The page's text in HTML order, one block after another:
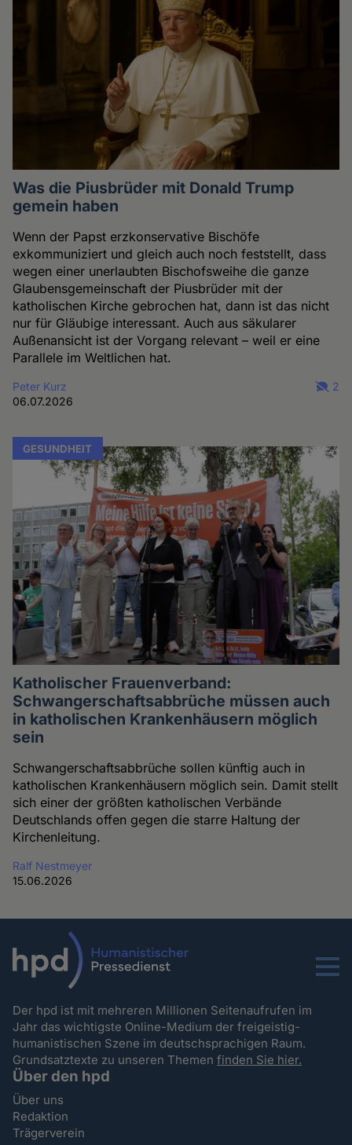
Was die Piusbrüder mit Donald Trump
gemein haben
Wenn der Papst erzkonservative Bischöfe
exkommuniziert und gleich auch noch feststellt, dass
wegen einer unerlaubten Bischofsweihe die ganze
Glaubensgemeinschaft der Piusbrüder mit der
katholischen Kirche gebrochen hat, dann ist das nicht
nur für Gläubige interessant. Auch aus säkularer
Außenansicht ist der Vorgang relevant – weil er eine
Parallele im Weltlichen hat.
Peter Kurz
06.07.2026
2
GESUNDHEIT
Katholischer Frauenverband:
Schwangerschaftsabbrüche müssen auch
in katholischen Krankenhäusern möglich
sein
Schwangerschaftsabbrüche sollen künftig auch in
katholischen Krankenhäusern möglich sein. Damit stellt
sich einer der größten katholischen Verbände
Deutschlands offen gegen die starre Haltung der
Kirchenleitung.
Ralf Nestmeyer
15.06.2026
Menu
Der hpd ist mit mehreren Millionen Seitenaufrufen im
Jahr das wichtigste Online-Medium der freigeistig-
humanistischen Szene im deutschsprachigen Raum.
Grundsatztexte zu unseren Themenfinden Sie hier.
Über den hpd
Über uns
Redaktion
Trägerverein